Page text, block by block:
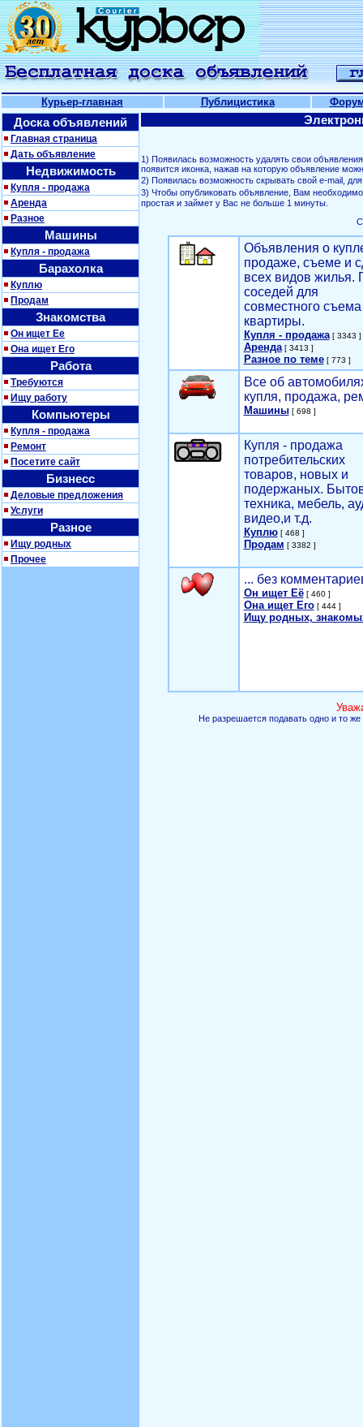
Курьер-главная Публицистика
Доска объявлений
Главная страница
Дать объявление
Недвижимость
Купля - продажа
Аренда
Разное
Машины
Купля - продажа
Барахолка
Куплю
Продам
Знакомства
Он ищет Ее
Она ищет Его
Работа
Требуются
Ищу работу
Компьютеры
Купля - продажа
Ремонт
Посетите сайт
Бизнесс
Деловые предложения
Услуги
Разное
Ищу родных
Прочее
1) Появилась возможность удалять свои
появится иконка, нажав на которую объявление
2) Появилась возможность скрывать свой е-mail,
3) Чтобы опубликовать объявление, Вам
простая и займет у Вас не больше 1 минуты.
Объявления о
продаже, съеме и
всех видов жилья.
соседей для
совместного съема
квартиры.
Купля - продажа[ 3343 ]
Аренда[ 3413 ]
Разное по теме[ 773 ]
Все об
купля, продажа,
Машины[ 698 ]
Купля - продажа
потребительских
товаров, новых и
подержаных.
техника, мебель,
видео,и т.д.
Куплю[ 468 ]
Продам [ 3382 ]
... без
Он ищет Её[ 460 ]
Она ищет Его[ 444 ]
Ищу родных,
Не разрешается подавать одно и то